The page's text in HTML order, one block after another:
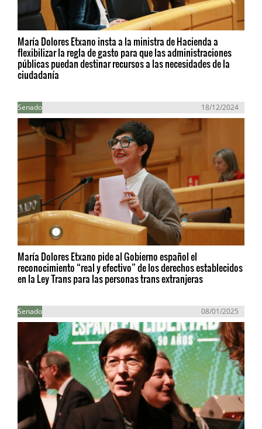
María Dolores Etxano insta a la ministra de Hacienda a
flexibilizar la regla de gasto para que las administraciones
públicas puedan destinar recursos a las necesidades de la
ciudadanía
Senado 18/12/2024
María Dolores Etxano pide al Gobierno español el
reconocimiento “real y efectivo” de los derechos establecidos
en la Ley Trans para las personas trans extranjeras
Senado 08/01/2025